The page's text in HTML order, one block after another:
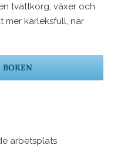
tvättkorg, växer och
mer kärleksfull, när
BOKEN
arbetsplats